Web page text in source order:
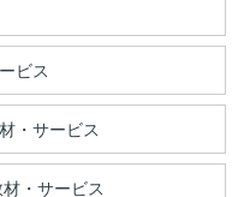
ビス
・サービス
・サービス